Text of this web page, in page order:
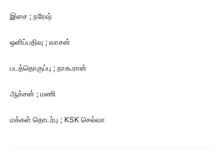
இசை ; நரேஷ்
ஒளிப்பதிவு ; வாசன்
படத்தொகுப்பு ; நாகூரான்
ஆக்சன் ; மணி
மக்கள் தொடர்பு ; KSK செல்வா